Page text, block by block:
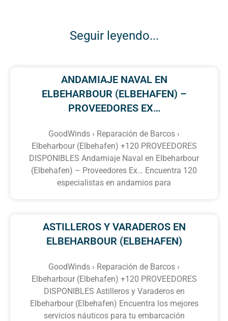
Seguir leyendo...
ANDAMIAJE NAVAL EN
ELBEHARBOUR (ELBEHAFEN) –
PROVEEDORES EX…
GoodWinds › Reparación de Barcos ›
Elbeharbour (Elbehafen) +120 PROVEEDORES
DISPONIBLES Andamiaje Naval en Elbeharbour
(Elbehafen) – Proveedores Ex… Encuentra 120
especialistas en andamios para
ASTILLEROS Y VARADEROS EN
ELBEHARBOUR (ELBEHAFEN)
GoodWinds › Reparación de Barcos ›
Elbeharbour (Elbehafen) +120 PROVEEDORES
DISPONIBLES Astilleros y Varaderos en
Elbeharbour (Elbehafen) Encuentra los mejores
servicios náuticos para tu embarcación